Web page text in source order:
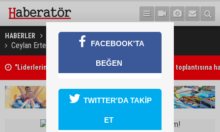
HABERLER KÜLTÜR & SANAT
Ceylan Ertem’den Nuriye ve Semih’e selam!
"Liderlerin yapacağı görüşme, yeni ve sonuç alıcı 5+1 toplantısına
niteliği taşıyor"
FACEBOOK'TA
BEĞEN
TWITTER'DA TAKİP
ET